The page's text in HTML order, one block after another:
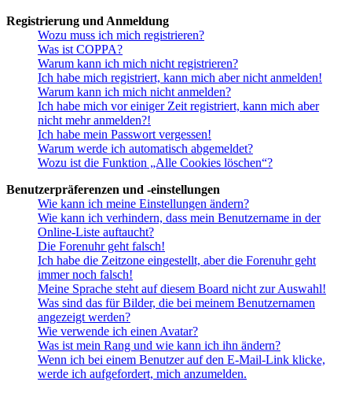
Registrierung und Anmeldung
Wozu muss ich mich registrieren?
Was ist COPPA?
Warum kann ich mich nicht registrieren?
Ich habe mich registriert, kann mich aber nicht anmelden!
Warum kann ich mich nicht anmelden?
Ich habe mich vor einiger Zeit registriert, kann mich aber
nicht mehr anmelden?!
Ich habe mein Passwort vergessen!
Warum werde ich automatisch abgemeldet?
Wozu ist die Funktion „Alle Cookies löschen“?
Benutzerpräferenzen und -einstellungen
Wie kann ich meine Einstellungen ändern?
Wie kann ich verhindern, dass mein Benutzername in der
Online-Liste auftaucht?
Die Forenuhr geht falsch!
Ich habe die Zeitzone eingestellt, aber die Forenuhr geht
immer noch falsch!
Meine Sprache steht auf diesem Board nicht zur Auswahl!
Was sind das für Bilder, die bei meinem Benutzernamen
angezeigt werden?
Wie verwende ich einen Avatar?
Was ist mein Rang und wie kann ich ihn ändern?
Wenn ich bei einem Benutzer auf den E-Mail-Link klicke,
werde ich aufgefordert, mich anzumelden.